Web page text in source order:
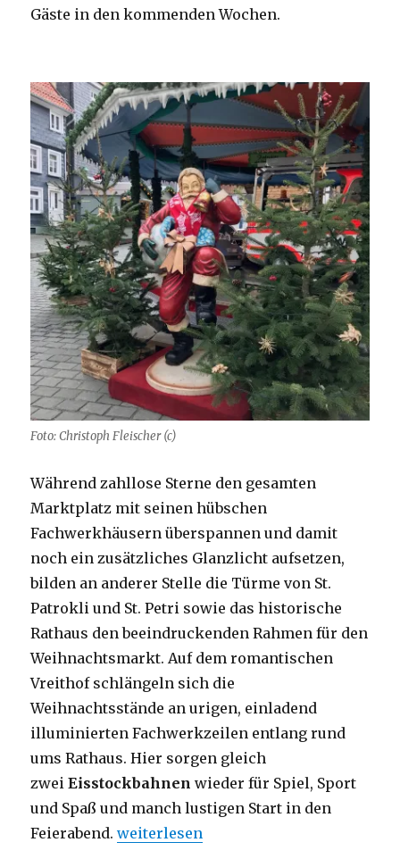
Gäste in den kommenden Wochen.
Foto: Christoph Fleischer (c)
Während zahllose Sterne den gesamten
Marktplatz mit seinen hübschen
Fachwerkhäusern überspannen und damit
noch ein zusätzliches Glanzlicht aufsetzen,
bilden an anderer Stelle die Türme von St.
Patrokli und St. Petri sowie das historische
Rathaus den beeindruckenden Rahmen für den
Weihnachtsmarkt. Auf dem romantischen
Vreithof schlängeln sich die
Weihnachtsstände an urigen, einladend
illuminierten Fachwerkzeilen entlang rund
ums Rathaus. Hier sorgen gleich
zweiEisstockbahnen wieder für Spiel, Sport
und Spaß und manch lustigen Start in den
Feierabend.„Der Soester Weihnachtsmarkt ist
weiterlesen